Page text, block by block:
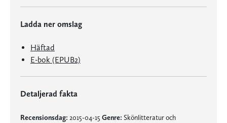
Ladda ner omslag
Häftad
E-bok (EPUB2)
Detaljerad fakta
Recensionsdag: 2015-04-15 Genre: Skönlitteratur och